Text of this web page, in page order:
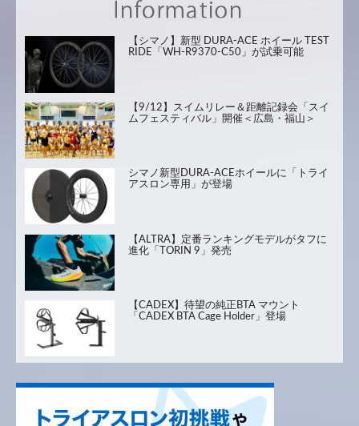
【シマノ】新型 DURA-ACE ホイール TEST
RIDE「WH-R9370-C50」が試乗可能
【9/12】スイムリレー＆距離記録会「スイ
ムフェスティバル」開催＜広島・福山＞
シマノ新型DURA-ACEホイールに「トライ
アスロン専用」が登場
【ALTRA】定番ランキングモデルがタフに
進化「TORIN 9」発売
【CADEX】待望の純正BTA マウント
「CADEX BTA Cage Holder」登場